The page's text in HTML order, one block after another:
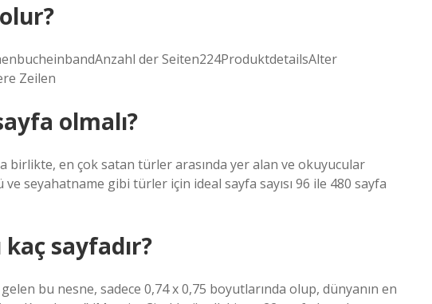
der Seiten224ProduktdetailsAlter
Zeilen
olmalı?
birlikte, en çok satan türler arasında yer alan ve okuyucular
seyahatname gibi türler için ideal sayfa sayısı 96 ile 480 sayfa
kaç sayfadır?
bu nesne, sadece 0,74 x 0,75 boyutlarında olup, dünyanın en